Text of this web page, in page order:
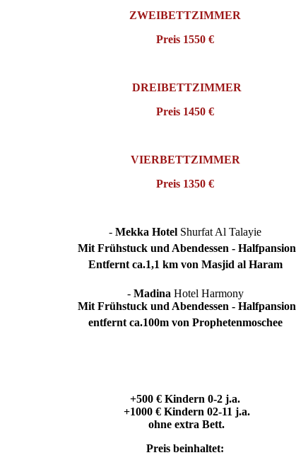
ZWEIBETTZIMMER
Preis 1550 €
DREIBETTZIMMER
Preis 1450 €
VIERBETTZIMMER
Preis 1350 €
- Mekka Hotel Shurfat Al Talayie
Mit Frühstuck und Abendessen - Halfpansion
Entfernt ca.1,1 km von Masjid al Haram
- Madina Hotel Harmony
Mit Frühstuck und Abendessen - Halfpansion
entfernt ca.100m von Prophetenmoschee
+500 € Kindern 0-2 j.a.
+1000 € Kindern 02-11 j.a.
ohne extra Bett.
Preis beinhaltet: